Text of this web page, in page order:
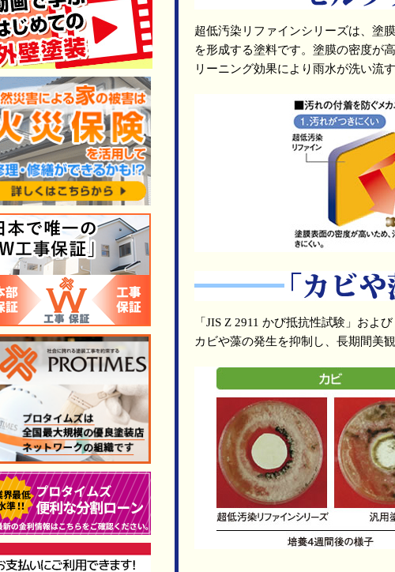
超低汚染リファインシリーズは、塗
を形成する塗料です。塗膜の密度が
リーニング効果により雨水が洗い流
「JIS Z 2911 かび抵抗性試験」およ
カビや藻の発生を抑制し、長期間美